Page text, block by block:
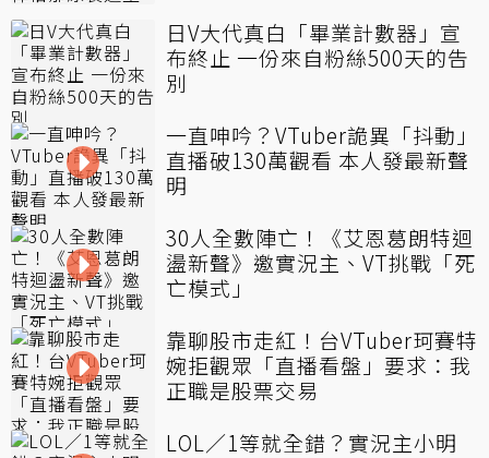
日V大代真白「畢業計數器」宣
布終止 一份來自粉絲500天的告
別
一直呻吟？VTuber詭異「抖動」
直播破130萬觀看 本人發最新聲
明
30人全數陣亡！《艾恩葛朗特迴
盪新聲》邀實況主、VT挑戰「死
亡模式」
靠聊股市走紅！台VTuber珂賽特
婉拒觀眾「直播看盤」要求：我
正職是股票交易
LOL／1等就全錯？實況主小明